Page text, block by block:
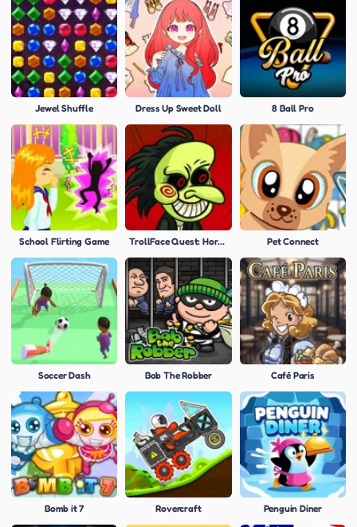
Jewel Shuffle Dress Up Sweet Doll 8 Ball Pro
School Flirting Game TrollFace Quest: Horror 1 Pet Connect
Soccer Dash Bob The Robber Café Paris
Bomb it 7 Rovercraft Penguin Diner